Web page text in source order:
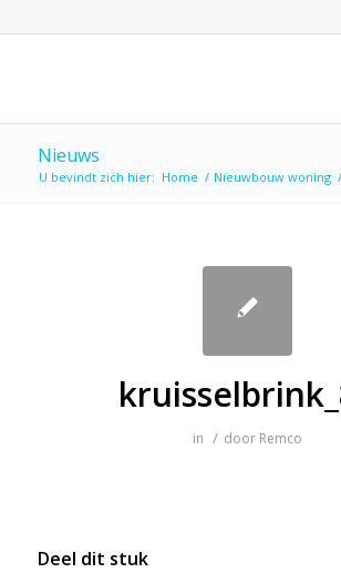
Nieuws
U bevindt zich hier: Home / Nieuwbouw woning /
in / door Remco
Deel dit stuk